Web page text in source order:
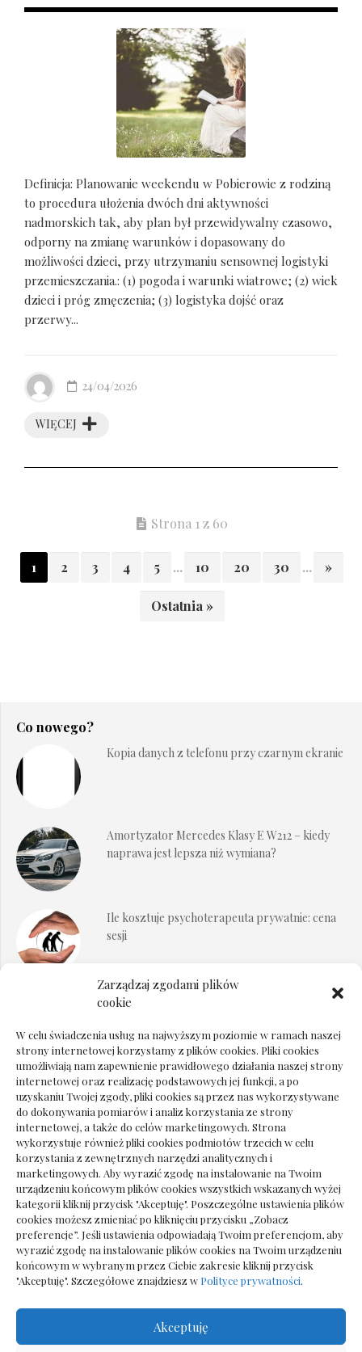
Zarządzaj zgodami plików
cookie
W celu świadczenia usług na najwyższym poziomie w ramach naszej
strony internetowej korzystamy z plików cookies. Pliki cookies
umożliwiają nam zapewnienie prawidłowego działania naszej strony
internetowej oraz realizację podstawowych jej funkcji, a po
uzyskaniu Twojej zgody, pliki cookies są przez nas wykorzystywane
do dokonywania pomiarów i analiz korzystania ze strony
internetowej, a także do celów marketingowych. Strona
wykorzystuje również pliki cookies podmiotów trzecich w celu
korzystania z zewnętrznych narzędzi analitycznych i
marketingowych. Aby wyrazić zgodę na instalowanie na Twoim
urządzeniu końcowym plików cookies wszystkich wskazanych wyżej
kategorii kliknij przycisk "Akceptuję". Poszczególne ustawienia plików
cookies możesz zmieniać po kliknięciu przycisku „Zobacz
preferencje”. Jeśli ustawienia odpowiadają Twoim preferencjom, aby
wyrazić zgodę na instalowanie plików cookies na Twoim urządzeniu
końcowym w wybranym przez Ciebie zakresie kliknij przycisk
"Akceptuję". Szczegółowe znajdziesz w Polityce prywatności.
Akceptuję
Definicja: Planowanie weekendu w Pobierowie z rodziną
to procedura ułożenia dwóch dni aktywności
nadmorskich tak, aby plan był przewidywalny czasowo,
odporny na zmianę warunków i dopasowany do
możliwości dzieci, przy utrzymaniu sensownej logistyki
przemieszczania.: (1) pogoda i warunki wiatrowe; (2) wiek
dzieci i próg zmęczenia; (3) logistyka dojść oraz
przerwy...
WIĘCEJ
24/04/2026
Strona 1 z 60
1 2 3 4 5 ... 10 20 30 ... »
Ostatnia »
Co nowego?
Kopia danych z telefonu przy czarnym ekranie
Amortyzator Mercedes Klasy E W212 – kiedy
naprawa jest lepsza niż wymiana?
Ile kosztuje psychoterapeuta prywatnie: cena
sesji
Dokumenty do odbioru przy zmianie biura
Deska podłogowa do salonu: jak wybrać bez
pośpiechu